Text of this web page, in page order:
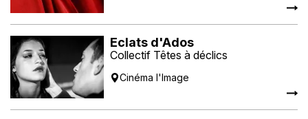
Eclats d'Ados
Collectif Têtes à déclics
Cinéma l'Image